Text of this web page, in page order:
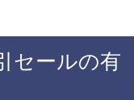
セールの有